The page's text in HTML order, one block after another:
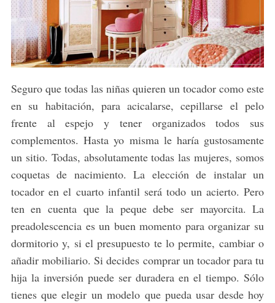
Seguro que todas las niñas quieren un tocador como este
en su habitación, para acicalarse, cepillarse el pelo
frente al espejo y tener organizados todos sus
complementos. Hasta yo misma le haría gustosamente
un sitio. Todas, absolutamente todas las mujeres, somos
coquetas de nacimiento. La elección de instalar un
tocador en el cuarto infantil será todo un acierto. Pero
ten en cuenta que la peque debe ser mayorcita. La
preadolescencia es un buen momento para organizar su
dormitorio y, si el presupuesto te lo permite, cambiar o
añadir mobiliario. Si decides comprar un tocador para tu
hija la inversión puede ser duradera en el tiempo. Sólo
tienes que elegir un modelo que pueda usar desde hoy